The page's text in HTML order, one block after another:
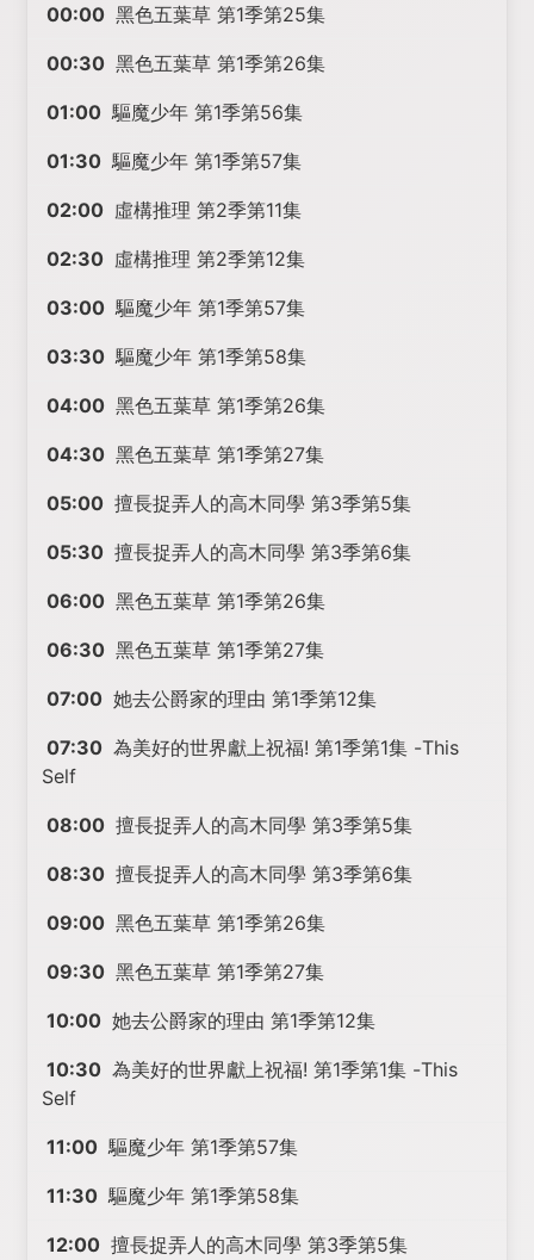
00:00 黑色五葉草 第1季第25集
00:30 黑色五葉草 第1季第26集
01:00 驅魔少年 第1季第56集
01:30 驅魔少年 第1季第57集
02:00 虛構推理 第2季第11集
02:30 虛構推理 第2季第12集
03:00 驅魔少年 第1季第57集
03:30 驅魔少年 第1季第58集
04:00 黑色五葉草 第1季第26集
04:30 黑色五葉草 第1季第27集
05:00 擅長捉弄人的高木同學 第3季第5集
05:30 擅長捉弄人的高木同學 第3季第6集
06:00 黑色五葉草 第1季第26集
06:30 黑色五葉草 第1季第27集
07:00 她去公爵家的理由 第1季第12集
07:30 為美好的世界獻上祝福! 第1季第1集 -This
Self
08:00 擅長捉弄人的高木同學 第3季第5集
08:30 擅長捉弄人的高木同學 第3季第6集
09:00 黑色五葉草 第1季第26集
09:30 黑色五葉草 第1季第27集
10:00 她去公爵家的理由 第1季第12集
10:30 為美好的世界獻上祝福! 第1季第1集 -This
Self
11:00 驅魔少年 第1季第57集
11:30 驅魔少年 第1季第58集
12:00 擅長捉弄人的高木同學 第3季第5集